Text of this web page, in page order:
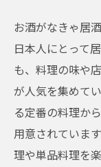
お酒がなきゃ居
日本人にとって
も、料理の味や
が人気を集めて
る定番の料理か
用意されていま
理や単品料理を